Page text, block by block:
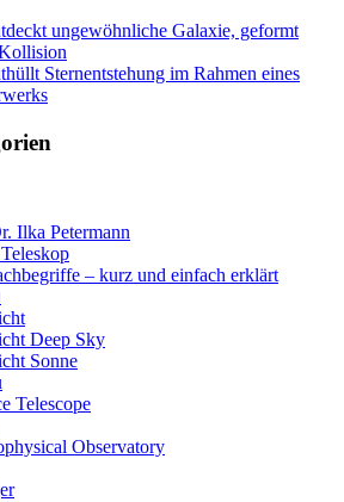
ungewöhnliche Galaxie, geformt
Sternentstehung im Rahmen eines
Ilka Petermann
– kurz und einfach erklärt
Deep Sky
Sonne
Telescope
Observatory